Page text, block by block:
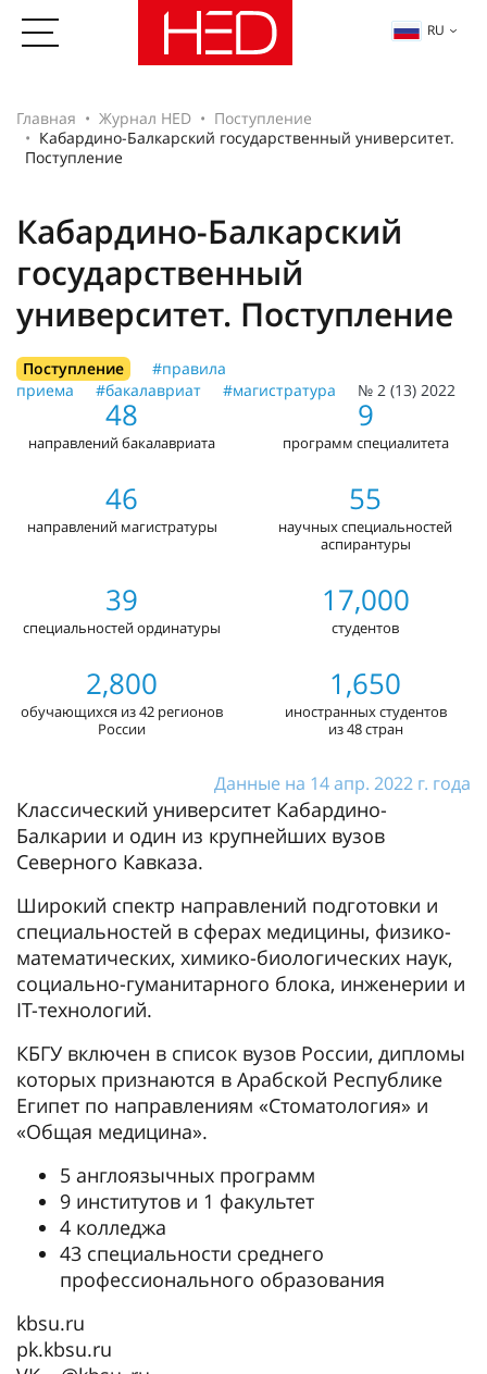
RU
Главная Журнал HED
Поступление
Кабардино-Балкарский государственный университет.
Поступление
Кабардино-Балкарский
государственный
университет. Поступление
Поступление
#правила
приема
#бакалавриат #магистратура № 2 (13) 2022
48
направлений бакалавриата
9
программ специалитета
46
направлений магистратуры
55
научных специальностей
аспирантуры
39
специальностей ординатуры
17,000
студентов
2,800
обучающихся из 42 регионов
России
1,650
иностранных студентов
из 48 стран
Данные на 14 апр. 2022 г. года
Классический университет Кабардино-
Балкарии и один из крупнейших вузов
Северного Кавказа.
Широкий спектр направлений подготовки и
специальностей в сферах медицины, физико-
математических, химико-биологических наук,
социально-гуманитарного блока, инженерии и
IT-технологий.
КБГУ включен в список вузов России, дипломы
которых признаются в Арабской Республике
Египет по направлениям «Стоматология» и
«Общая медицина».
5 англоязычных программ
9 институтов и 1 факультет
4 колледжа
43 специальности среднего
профессионального образования
kbsu.ru
pk.kbsu.ru